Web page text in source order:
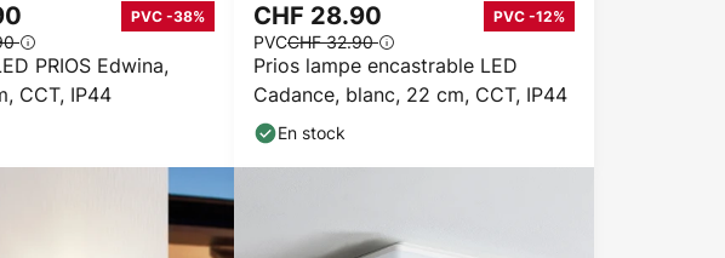
PRIOS Edwina,
CCT, IP44
PVC -38%
Prios lampe encastrable LED
Cadance, blanc, 22 cm, CCT, IP44
CHF 28.90 PVC -12%
PVCCHF 32.90
En stock